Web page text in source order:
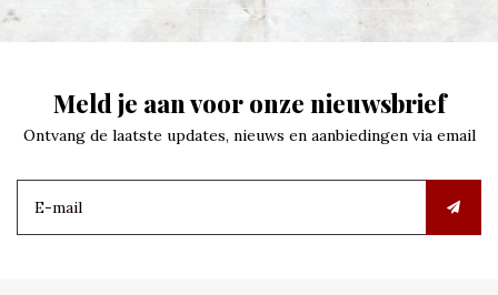
Meld je aan voor onze nieuwsbrief
Ontvang de laatste updates, nieuws en aanbiedingen via email